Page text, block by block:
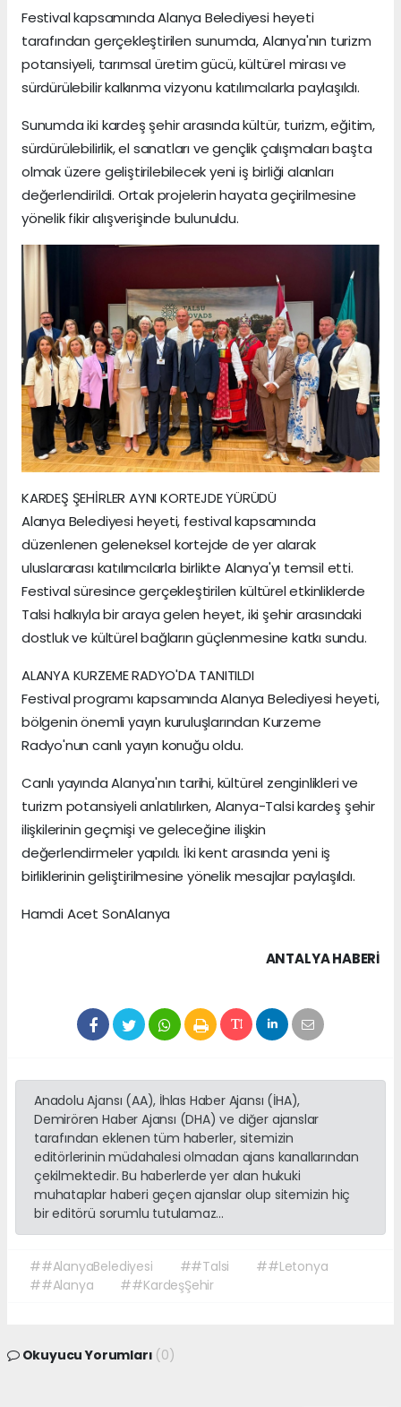
Festival kapsamında Alanya Belediyesi heyeti
tarafından gerçekleştirilen sunumda, Alanya'nın turizm
potansiyeli, tarımsal üretim gücü, kültürel mirası ve
sürdürülebilir kalkınma vizyonu katılımcılarla paylaşıldı.
Sunumda iki kardeş şehir arasında kültür, turizm, eğitim,
sürdürülebilirlik, el sanatları ve gençlik çalışmaları başta
olmak üzere geliştirilebilecek yeni iş birliği alanları
değerlendirildi. Ortak projelerin hayata geçirilmesine
yönelik fikir alışverişinde bulunuldu.
KARDEŞ ŞEHİRLER AYNI KORTEJDE YÜRÜDÜ
Alanya Belediyesi heyeti, festival kapsamında
düzenlenen geleneksel kortejde de yer alarak
uluslararası katılımcılarla birlikte Alanya'yı temsil etti.
Festival süresince gerçekleştirilen kültürel etkinliklerde
Talsi halkıyla bir araya gelen heyet, iki şehir arasındaki
dostluk ve kültürel bağların güçlenmesine katkı sundu.
ALANYA KURZEME RADYO'DA TANITILDI
Festival programı kapsamında Alanya Belediyesi heyeti,
bölgenin önemli yayın kuruluşlarından Kurzeme
Radyo'nun canlı yayın konuğu oldu.
Canlı yayında Alanya'nın tarihi, kültürel zenginlikleri ve
turizm potansiyeli anlatılırken, Alanya-Talsi kardeş şehir
ilişkilerinin geçmişi ve geleceğine ilişkin
değerlendirmeler yapıldı. İki kent arasında yeni iş
birliklerinin geliştirilmesine yönelik mesajlar paylaşıldı.
Hamdi Acet SonAlanya
ANTALYA HABERİ
Anadolu Ajansı (AA), İhlas Haber Ajansı (İHA),
Demirören Haber Ajansı (DHA) ve diğer ajanslar
tarafından eklenen tüm haberler, sitemizin
editörlerinin müdahalesi olmadan ajans kanallarından
çekilmektedir. Bu haberlerde yer alan hukuki
muhataplar haberi geçen ajanslar olup sitemizin hiç
bir editörü sorumlu tutulamaz...
##AlanyaBelediyesi ##Talsi
##Letonya
##Alanya
##KardeşŞehir
Okuyucu Yorumları (0)